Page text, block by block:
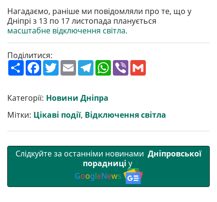
Нагадаємо, раніше ми повідомляли про те, що у
Дніпрі з 13 по 17 листопада планується
масштабне відключення світла.
Поділитися:
П
о
р
и
т
и
F
a
b
o
o
k
T
w
t
e
r
E
m
l
T
e
g
r
a
m
W
h
p
p
V
Категорії: Новини Дніпра
Мітки: Цікаві події, Відключення світла
Слідкуйте за останніми новинами Дніпровської
порадниці у
GoogleNews